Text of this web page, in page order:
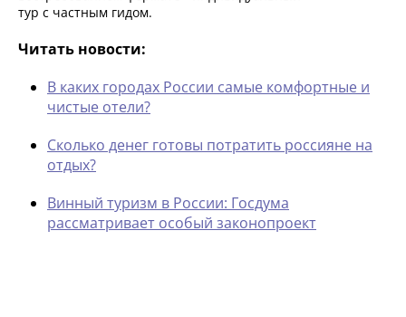
тур с частным гидом.
Читать новости:
В каких городах России самые комфортные и
чистые отели?
Сколько денег готовы потратить россияне на
отдых?
Винный туризм в России: Госдума
рассматривает особый законопроект